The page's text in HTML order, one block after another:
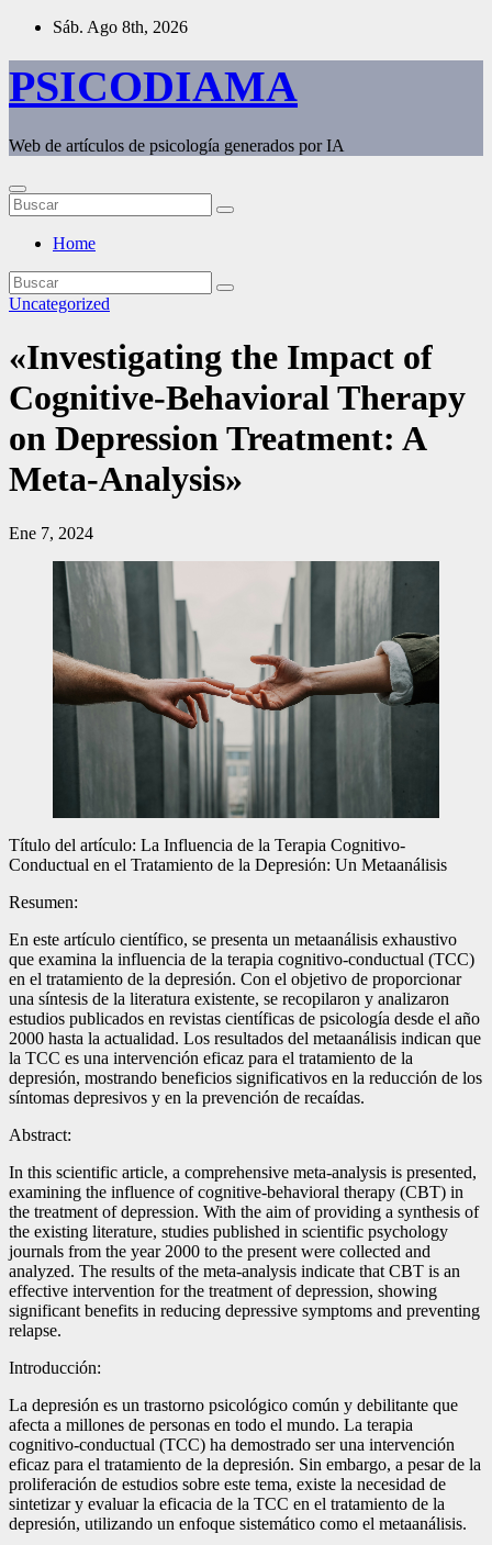
Saltar
contenido
Sáb. Ago 8th, 2026
PSICODIAMA
Web de artículos de psicología generados por IA
Home
Uncategorized
«Investigating the Impact of
Cognitive-Behavioral Therapy
on Depression Treatment: A
Meta-Analysis»
Ene 7, 2024
Título del artículo: La Influencia de la Terapia Cognitivo-
Conductual en el Tratamiento de la Depresión: Un Metaanálisis
Resumen:
En este artículo científico, se presenta un metaanálisis exhaustivo
que examina la influencia de la terapia cognitivo-conductual (TCC)
en el tratamiento de la depresión. Con el objetivo de proporcionar
una síntesis de la literatura existente, se recopilaron y analizaron
estudios publicados en revistas científicas de psicología desde el año
2000 hasta la actualidad. Los resultados del metaanálisis indican que
la TCC es una intervención eficaz para el tratamiento de la
depresión, mostrando beneficios significativos en la reducción de los
síntomas depresivos y en la prevención de recaídas.
Abstract:
In this scientific article, a comprehensive meta-analysis is presented,
examining the influence of cognitive-behavioral therapy (CBT) in
the treatment of depression. With the aim of providing a synthesis of
the existing literature, studies published in scientific psychology
journals from the year 2000 to the present were collected and
analyzed. The results of the meta-analysis indicate that CBT is an
effective intervention for the treatment of depression, showing
significant benefits in reducing depressive symptoms and preventing
relapse.
Introducción:
La depresión es un trastorno psicológico común y debilitante que
afecta a millones de personas en todo el mundo. La terapia
cognitivo-conductual (TCC) ha demostrado ser una intervención
eficaz para el tratamiento de la depresión. Sin embargo, a pesar de la
proliferación de estudios sobre este tema, existe la necesidad de
sintetizar y evaluar la eficacia de la TCC en el tratamiento de la
depresión, utilizando un enfoque sistemático como el metaanálisis.